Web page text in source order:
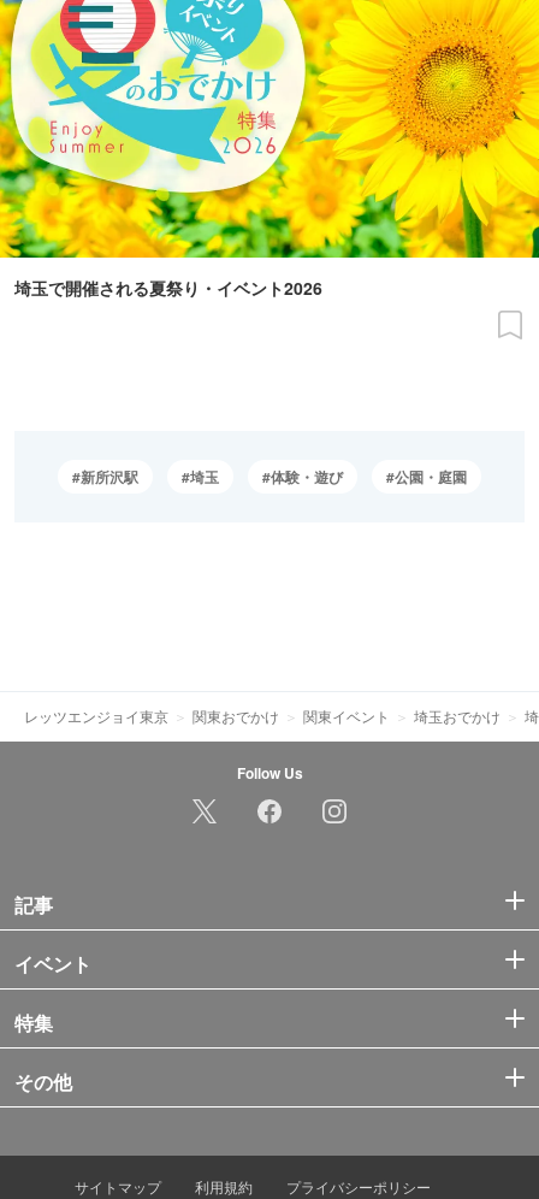
埼玉で開催される夏祭り・イベント2026
新所沢駅 埼玉 体験・遊び 公園・庭園
レッツエンジョイ東京 関東おでかけ 関東イベント 埼玉おでかけ
Follow Us
記事
イベント
特集
その他
サイトマップ 利用規約 プライバシーポリシー